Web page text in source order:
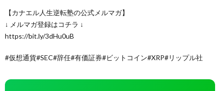
【カナエル人生逆転塾の公式メルマガ】
↓ メルマガ登録はコチラ ↓
https://bit.ly/3dHu0uB
#仮想通貨#SEC#辞任#有価証券#ビットコイン#XRP#リップル社